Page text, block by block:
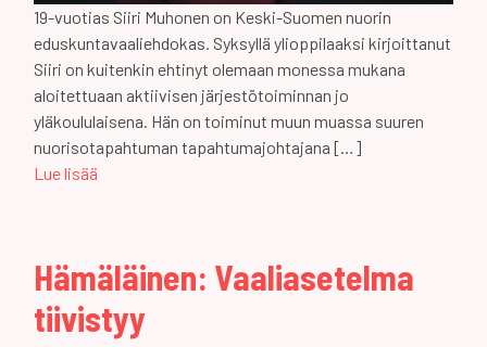
19-vuotias Siiri Muhonen on Keski-Suomen nuorin
eduskuntavaaliehdokas. Syksyllä ylioppilaaksi kirjoittanut
Siiri on kuitenkin ehtinyt olemaan monessa mukana
aloitettuaan aktiivisen järjestötoiminnan jo
yläkoululaisena. Hän on toiminut muun muassa suuren
nuorisotapahtuman tapahtumajohtajana […]
Lue lisää
Hämäläinen: Vaaliasetelma
tiivistyy